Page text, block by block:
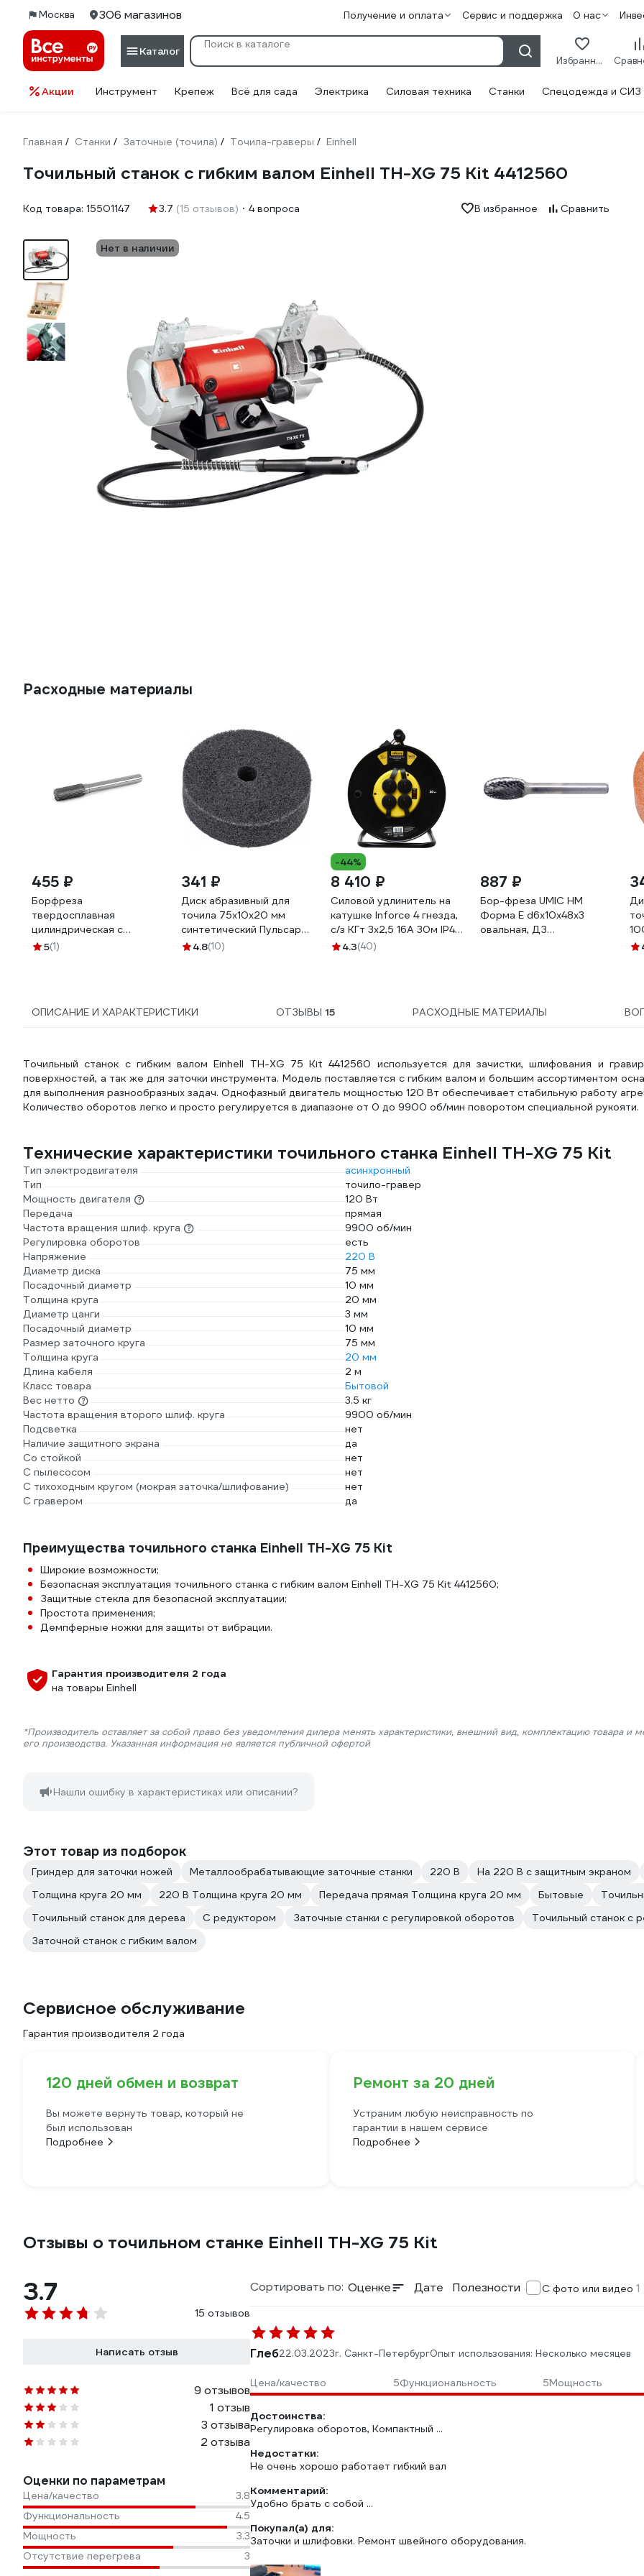
Москва 306 магазинов Получение и оплата Сервис и поддержка О нас
Каталог
Избранное
Акции Инструмент Крепеж Всё для сада Электрика Силовая техника Станки Спецодежда и СИЗ
Главная / Станки / Заточные (точила) / Точила-граверы / Einhell
Точильный станок с гибким валом Einhell TH-XG 75 Kit 4412560
Код товара: 15501147 3.7 (15 отзывов) 4 вопроса В избранное Сравнить
Нет в наличии
Расходные материалы
455 ₽
Борфреза
твердосплавная
цилиндрическая с
режущим торцом
5(1)
341 ₽
Диск абразивный для
точила 75x10x20 мм
синтетический Пульсар
798-607
4.8(10)
-44%
8 410 ₽
Силовой удлинитель на
катушке Inforce 4 гнезда,
с/з КГт 3х2,5 16A 30м IP44
GRANITE ZG 09-15-03
4.3(40)
887 ₽
Бор-фреза UMIC HM
Форма E d6x10x48x3
овальная, ДЗ
ОПИСАНИЕ И ХАРАКТЕРИСТИКИ ОТЗЫВЫ 15 РАСХОДНЫЕ МАТЕРИАЛЫ
Точильный станок с гибким валом Einhell TH-XG 75 Kit 4412560 используется для зачистки, шлифования и
поверхностей, а так же для заточки инструмента. Модель поставляется с гибким валом и большим ассортиментом
для выполнения разнообразных задач. Однофазный двигатель мощностью 120 Вт обеспечивает стабильную работу
Количество оборотов легко и просто регулируется в диапазоне от 0 до 9900 об/мин поворотом специальной рукояти.
Технические характеристики точильного станка Einhell TH-XG 75 Kit
Тип электродвигателя
асинхронный
Тип
точило-гравер
Мощность двигателя
120 Вт
Передача
прямая
Частота вращения шлиф. круга
9900 об/мин
Регулировка оборотов
есть
Напряжение
220 В
Диаметр диска
75 мм
Посадочный диаметр
10 мм
Толщина круга
20 мм
Диаметр цанги
3 мм
Посадочный диаметр
10 мм
Размер заточного круга
75 мм
Толщина круга
20 мм
Длина кабеля
2 м
Класс товара
Бытовой
Вес нетто
3.5 кг
Частота вращения второго шлиф. круга
9900 об/мин
Подсветка
нет
Наличие защитного экрана
да
Со стойкой
нет
С пылесосом
нет
С тихоходным кругом (мокрая заточка/шлифование)
нет
С гравером
да
Преимущества точильного станка Einhell TH-XG 75 Kit
Широкие возможности;
Безопасная эксплуатация точильного станка с гибким валом Einhell TH-XG 75 Kit 4412560;
Защитные стекла для безопасной эксплуатации;
Простота применения;
Демпферные ножки для защиты от вибрации.
Гарантия производителя 2 года
на товары Einhell
*Производитель оставляет за собой право без уведомления дилера менять характеристики, внешний вид, комплектацию товара и
его производства. Указанная информация не является публичной офертой
Нашли ошибку в характеристиках или описании?
Этот товар из подборок
Гриндер для заточки ножей Металлообрабатывающие заточные станки 220 В На 220 В с защитным экраном
Толщина круга 20 мм
220 В Толщина круга 20 мм Передача прямая Толщина круга 20 мм Бытовые
Точильный станок для дерева
С редуктором Заточные станки с регулировкой оборотов Точильный станок с
Заточной станок с гибким валом
Сервисное обслуживание
Гарантия производителя 2 года
120 дней обмен и возврат
Вы можете вернуть товар, который не
был использован
Подробнее
Ремонт за 20 дней
Устраним любую неисправность по
гарантии в нашем сервисе
Подробнее
Отзывы о точильном станке Einhell TH-XG 75 Kit
3.7
15 отзывов
Написать отзыв
9 отзывов
1 отзыв
3 отзыва
2 отзыва
Оценки по параметрам
Цена/качество
3.8
Функциональность
4.5
Мощность
3.3
Отсутствие перегрева
3
Сортировать по: Оценке Дате Полезности С фото или видео 1
Глеб22.03.2023г. Санкт-ПетербургОпыт использования: Несколько месяцев
Цена/качество 5Функциональность 5Мощность
Достоинства:
Регулировка оборотов, Компактный ...
Недостатки:
Не очень хорошо работает гибкий вал
Комментарий:
Удобно брать с собой ...
Покупал(а) для:
Заточки и шлифовки. Ремонт швейного оборудования.